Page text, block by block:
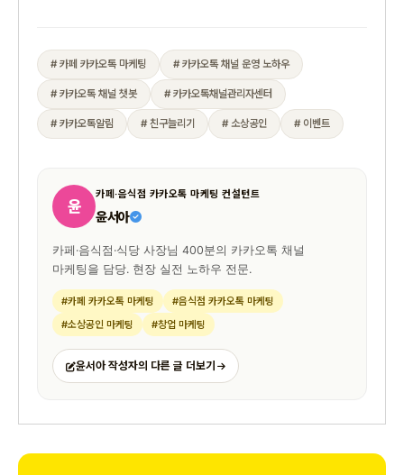
# 카페 카카오톡 마케팅 # 카카오톡 채널 운영 노하우
# 카카오톡 채널 챗봇 # 카카오톡채널관리자센터
# 카카오톡알림 # 친구늘리기 # 소상공인 # 이벤트
윤
카페·음식점 카카오톡 마케팅 컨설턴트
윤서아
카페·음식점·식당 사장님 400분의 카카오톡 채널
마케팅을 담당. 현장 실전 노하우 전문.
#카페 카카오톡 마케팅
#음식점 카카오톡 마케팅
#소상공인 마케팅
#창업 마케팅
윤서아 작성자의 다른 글 더보기